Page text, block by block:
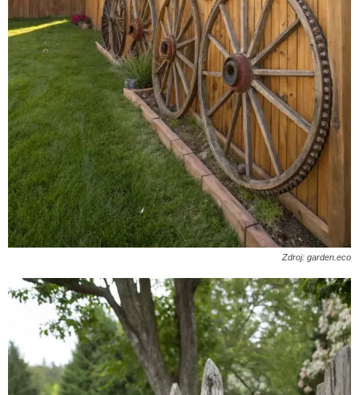
Zdroj: garden.eco